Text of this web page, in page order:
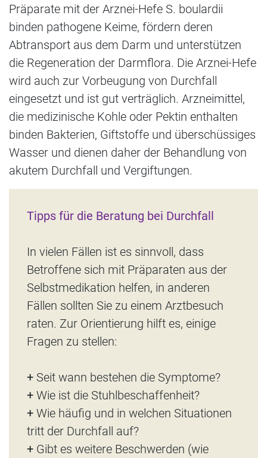
Präparate mit der Arznei-Hefe S. boulardii
binden pathogene Keime, fördern deren
Abtransport aus dem Darm und unterstützen
die Regeneration der Darmflora. Die Arznei-Hefe
wird auch zur Vorbeugung von Durchfall
eingesetzt und ist gut verträglich. Arzneimittel,
die medizinische Kohle oder Pektin enthalten
binden Bakterien, Giftstoffe und überschüssiges
Wasser und dienen daher der Behandlung von
akutem Durchfall und Vergiftungen.
Tipps für die Beratung bei Durchfall
In vielen Fällen ist es sinnvoll, dass
Betroffene sich mit Präparaten aus der
Selbstmedikation helfen, in anderen
Fällen sollten Sie zu einem Arztbesuch
raten. Zur Orientierung hilft es, einige
Fragen zu stellen:
+ Seit wann bestehen die Symptome?
+ Wie ist die Stuhlbeschaffenheit?
+ Wie häufig und in welchen Situationen
tritt der Durchfall auf?
+ Gibt es weitere Beschwerden (wie